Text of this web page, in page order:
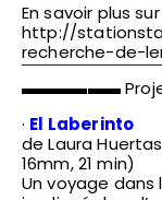
En savoir plus
http://
recherche-de-
▬▬▬▬▬▬
· El Laberinto
de Laura
16mm, 21 min)
Un voyage dans